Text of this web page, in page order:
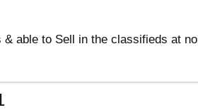
able to Sell in the classifieds at no